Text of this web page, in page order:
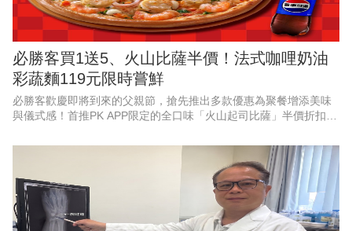
必勝客買1送5、火山比薩半價！法式咖哩奶油
彩蔬麵119元限時嘗鮮
必勝客歡慶即將到來的父親節，搶先推出多款優惠為聚餐增添美味
與儀式感！首推PK APP限定的全口味「火山起司比薩」半價折扣，
爸發餐」等套